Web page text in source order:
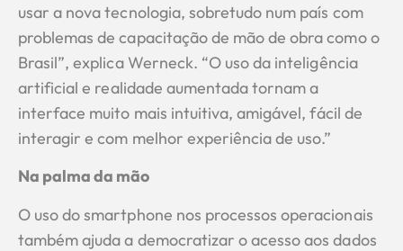
usar a nova tecnologia, sobretudo num país com
problemas de capacitação de mão de obra como o
Brasil”, explica Werneck. “O uso da inteligência
artificial e realidade aumentada tornam a
interface muito mais intuitiva, amigável, fácil de
interagir e com melhor experiência de uso.”
Na palma da mão
O uso do smartphone nos processos operacionais
também ajuda a democratizar o acesso aos dados